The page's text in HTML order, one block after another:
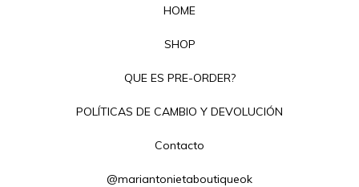
HOME
SHOP
QUE ES PRE-ORDER?
POLÍTICAS DE CAMBIO Y DEVOLUCIÓN
Contacto
@mariantonietaboutiqueok